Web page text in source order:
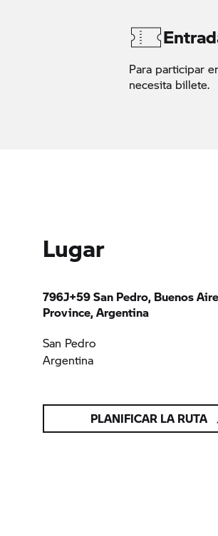
Para participar
necesita billete.
Lugar
796J+59 San Pedro, Buenos
Province, Argentina
San Pedro
Argentina
PLANIFICAR LA RUTA